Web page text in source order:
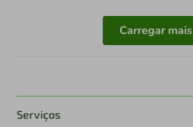
Carregar mais
Serviços